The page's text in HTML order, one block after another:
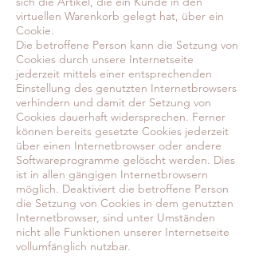
virtuellen Warenkorb gelegt hat, über ein
Cookie.
Die betroffene Person kann die Setzung von
Cookies durch unsere Internetseite
jederzeit mittels einer entsprechenden
Einstellung des genutzten Internetbrowsers
verhindern und damit der Setzung von
Cookies dauerhaft widersprechen. Ferner
können bereits gesetzte Cookies jederzeit
über einen Internetbrowser oder andere
Softwareprogramme gelöscht werden. Dies
ist in allen gängigen Internetbrowsern
möglich. Deaktiviert die betroffene Person
die Setzung von Cookies in dem genutzten
Internetbrowser, sind unter Umständen
nicht alle Funktionen unserer Internetseite
vollumfänglich nutzbar.